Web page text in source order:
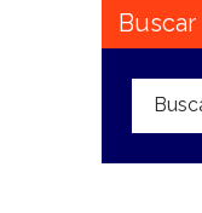
Buscar
Buscar: